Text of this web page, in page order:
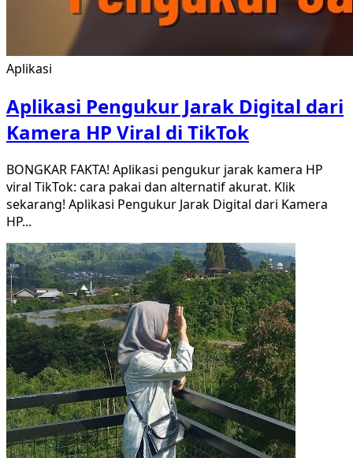
Aplikasi
Aplikasi Pengukur Jarak Digital dari
Kamera HP Viral di TikTok
BONGKAR FAKTA! Aplikasi pengukur jarak kamera HP
viral TikTok: cara pakai dan alternatif akurat. Klik
sekarang! Aplikasi Pengukur Jarak Digital dari Kamera
HP...